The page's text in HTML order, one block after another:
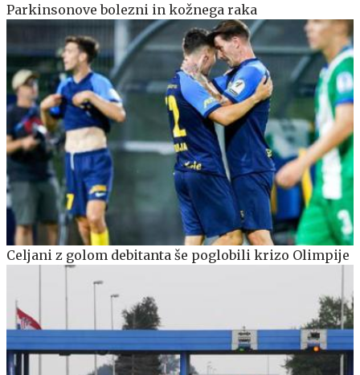
Parkinsonove bolezni in kožnega raka
Celjani z golom debitanta še poglobili krizo Olimpije